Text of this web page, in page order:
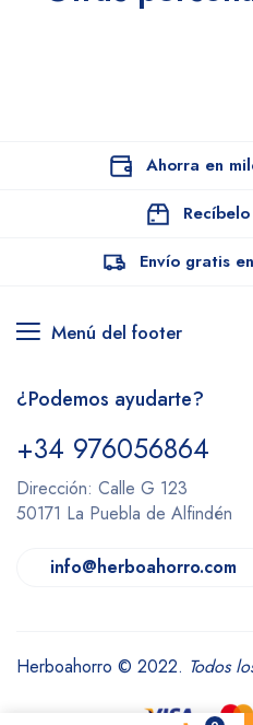
Ahorra en
Envío gratis
Menú del footer
¿Podemos ayudarte?
+34 976056864
Dirección: Calle G 123
50171 La Puebla de Alfindén
info@herboahorro.com
Herboahorro © 2022. Todos